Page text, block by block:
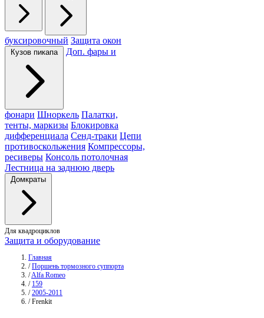
буксировочный Защита окон
Кузов пикапа Доп. фары и
фонари Шноркель Палатки,
тенты, маркизы Блокировка
дифференциала Сенд-траки Цепи
противоскольжения Компрессоры,
ресиверы Консоль потолочная
Лестница на заднюю дверь
Домкраты
Для квадроциклов
Защита и оборудование
Главная
/ Поршень тормозного суппорта
/Alfa Romeo
/ 159
/ 2005-2011
/ Frenkit